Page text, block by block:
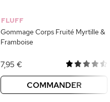
FLUFF
Gommage Corps Fruité Myrtille &
Framboise
7,95 €
COMMANDER